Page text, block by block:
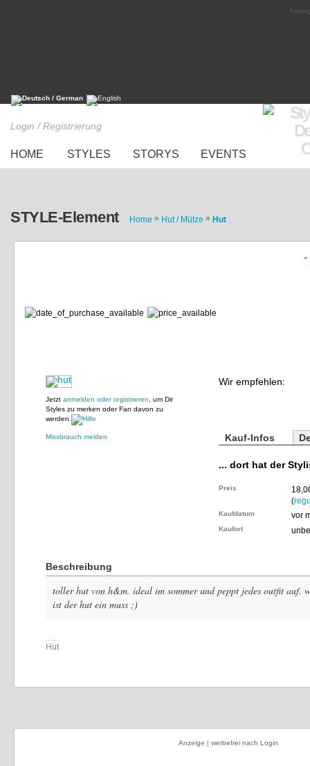
Login / Registrierung
HOME STYLES STORYS EVENTS
STYLE-Element Home » Hut / Mütze » Hut
«
Jetzt anmelden oder registrieren , um Dir
Styles zu merken oder Fan davon zu
werden.
Missbrauch melden
Wir empfehlen:
Kauf-Infos
... dort hat der
Preis
(
Kaufdatum vor
Kaufort
Beschreibung
toller hut von h&m. ideal im sommer und peppt jedes outfit auf.
ist der hut ein muss ;)
Hut
Anzeige | werbefrei nach Login